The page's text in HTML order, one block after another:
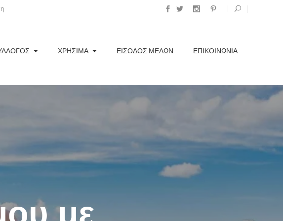
ΧΡΗΣΙΜΑ ΕΊΣΟΔΟΣ ΜΕΛΏΝ ΕΠΙΚΟΙΝΩΝΊΑ
μια